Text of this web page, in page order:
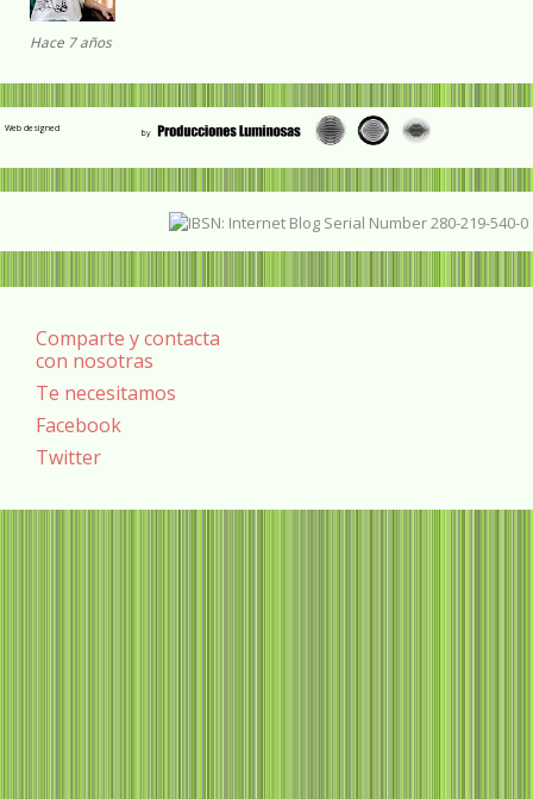
Hace 7 años
Web designed
Comparte y contacta
con nosotras
Te necesitamos
Facebook
Twitter